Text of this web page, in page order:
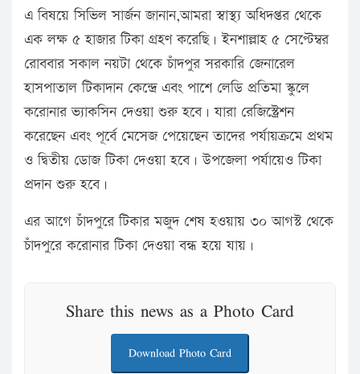
এ বিষয়ে সিভিল সার্জন জানান,আমরা স্বাস্থ্য অধিদপ্তর থেকে
এক লক্ষ ৫ হাজার টিকা গ্রহণ করেছি। ইনশাল্লাহ ৫ সেপ্টেম্বর
রোববার সকাল নয়টা থেকে চাঁদপুর সরকারি জেনারেল
হাসপাতাল টিকাদান কেন্দ্রে এবং পাশে লেডি প্রতিমা স্কুলে
করোনার ভ্যাকসিন দেওয়া শুরু হবে। যারা রেজিস্ট্রেশন
করেছেন এবং পূর্বে মেসেজ পেয়েছেন তাদের পর্যায়ক্রমে প্রথম
ও দ্বিতীয় ডোজ টিকা দেওয়া হবে। উপজেলা পর্যায়েও টিকা
প্রদান শুরু হবে।
এর আগে চাঁদপুরে টিকার মজুদ শেষ হওয়ায় ৩০ আগস্ট থেকে
চাঁদপুরে করোনার টিকা দেওয়া বন্ধ হয়ে যায়।
Share this news as a Photo Card
Download Photo Card